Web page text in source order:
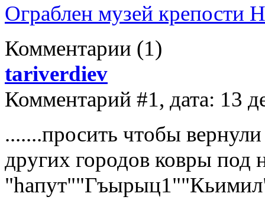
Ограблен музей крепости
Комментарии (1)
tariverdiev
Комментарий #1, дата: 13
.......просить чтобы
других городов ковры под